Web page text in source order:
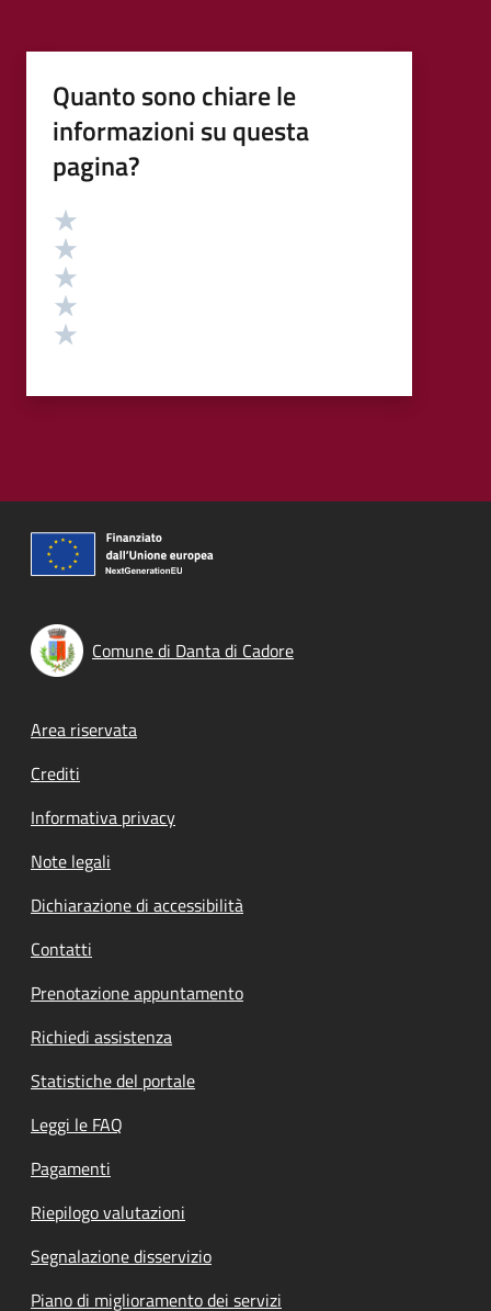
Quanto sono chiare le
informazioni su questa
pagina?
Valutazione
Comune di Danta di Cadore
Footer menu
Area riservata
Crediti
Informativa privacy
Note legali
Dichiarazione di accessibilità
Contatti
Prenotazione appuntamento
Richiedi assistenza
Statistiche del portale
Leggi le FAQ
Pagamenti
Riepilogo valutazioni
Segnalazione disservizio
Piano di miglioramento dei servizi